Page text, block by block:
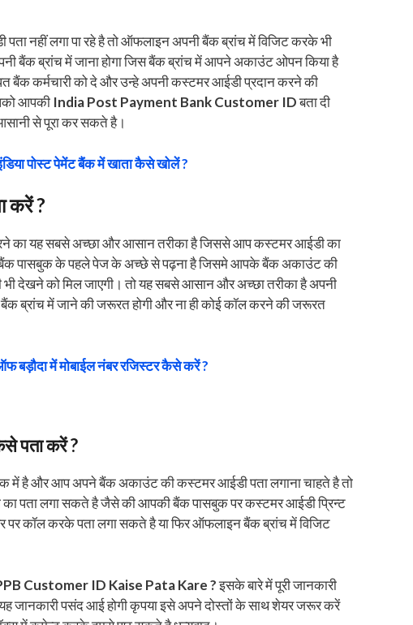
नहीं लगा पा रहे है तो ऑफलाइन अपनी बैंक ब्रांच में विजिट करके भी
ब्रांच में जाना होगा जिस बैंक ब्रांच में आपने अकाउंट ओपन किया है
बैंक कर्मचारी को दे और उन्हे अपनी कस्टमर आईडी प्रदान करने की
आपकी India Post Payment Bank Customer IDबता दी
से पूरा कर सकते है।
पोस्ट पेमेंट बैंक में खाता कैसे खोलें ?
करें ?
का यह सबसे अच्छा और आसान तरीका है जिससे आप कस्टमर आईडी का
पासबुक के पहले पेज के अच्छे से पढ़ना है जिसमे आपके बैंक अकाउंट की
को मिल जाएगी। तो यह सबसे आसान और अच्छा तरीका है अपनी
ब्रांच में जाने की जरूरत होगी और ना ही कोई कॉल करने की जरूरत
बड़ौदा में मोबाईल नंबर रजिस्टर कैसे करें ?
पता करें ?
में है और आप अपने बैंक अकाउंट की कस्टमर आईडी पता लगाना चाहते है तो
पता लगा सकते है जैसे की आपकी बैंक पासबुक पर कस्टमर आईडी प्रिन्ट
कॉल करके पता लगा सकते है या फिर ऑफलाइन बैंक ब्रांच में विजिट
Customer ID Kaise Pata Kare ?इसके बारे में पूरी जानकारी
जानकारी पसंद आई होगी कृपया इसे अपने दोस्तों के साथ शेयर जरूर करें